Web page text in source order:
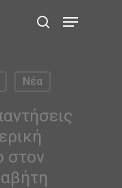
search
Menu
Νέα
στον